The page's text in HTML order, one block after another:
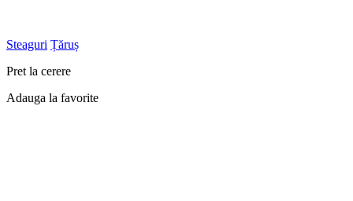
Steaguri Țăruș
Pret la cerere
Adauga la favorite